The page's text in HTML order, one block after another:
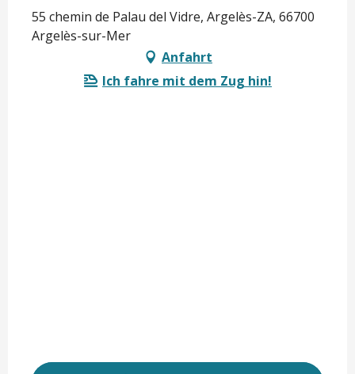
55 chemin de Palau del Vidre, Argelès-ZA, 66700
Argelès-sur-Mer
Anfahrt
Ich fahre mit dem Zug hin!